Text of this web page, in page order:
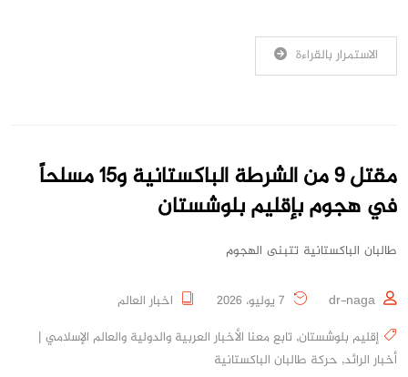
الاستمرار بالقراءة
مقتل 9 من الشرطة الباكستانية و15 مسلحاً
في هجوم بإقليم بلوشستان
طالبان الباكستانية تتبنى الهجوم
dr-naga
اخبار العالم
إقليم بلوشستان, تابع معنا الأخبار العربية والدولية والعالم الإسلامي |
أخبار الرائد, حركة طالبان الباكستانية